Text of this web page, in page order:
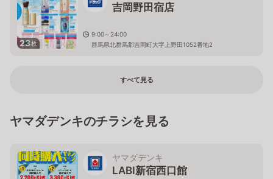
23枚
吉岡野田宿店
9:00～24:00
群馬県北群馬郡吉岡町大字上野田1052番地2
すべて見る
ヤマダデンキのチラシを見る
ヤマダデンキ
LABI新宿西口館